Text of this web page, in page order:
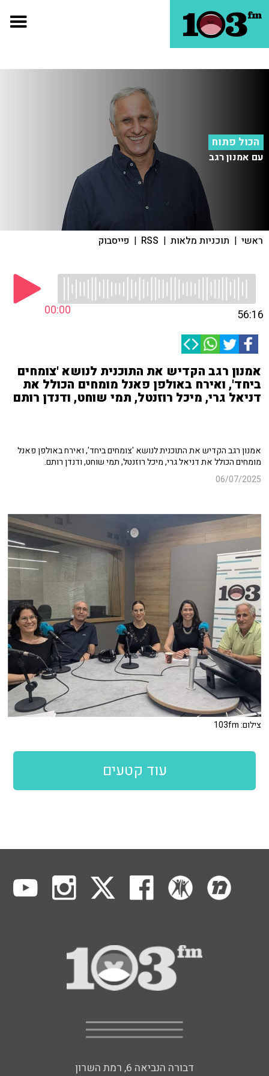
הכול פתוח
עם אמנון רגב
ראשי | תוכניות מלאות |
RSS
| פייסבוק
00:00 56:16
אמנון רגב הקדיש את התוכנית לנושא 'צומחים
ביחד', ואירח באולפן פאנל מומחים הכולל את
דניאל גרי, מיכל רוזנטל, תמי שוחט, ודנדן רותם
אמנון רגב הקדיש את התוכנית לנושא 'צומחים ביחד', ואירח באולפן פאנל
מומחים הכולל את דניאל גרי, מיכל רוזנטל, תמי שוחט, ודנדן רותם.
06/07/2025
צילום: 103fm
עוד קטעים
דבורה הנביאה 6, רמת השרון